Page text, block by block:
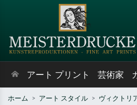
アート プリント 芸術家
ホーム アート スタイル ヴィクトリ